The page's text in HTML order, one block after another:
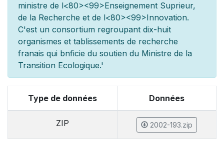
ministre de l<80><99>Enseignement Suprieur,
de la Recherche et de l<80><99>Innovation.
C'est un consortium regroupant dix-huit
organismes et tablissements de recherche
franais qui bnficie du soutien du Ministre de la
Transition Ecologique.'
Type de données Données
ZIP 2002-193.zip